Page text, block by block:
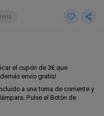
el cupón de 3€ que
envio gratis!
a una toma de corriente y
Pulse el Botón de